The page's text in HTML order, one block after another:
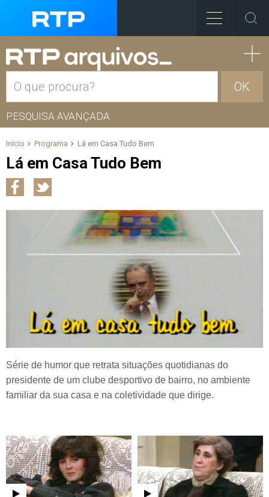
OK
PESQUISA AVANÇADA
Início Programa Lá em Casa Tudo Bem
Lá em Casa Tudo Bem
Série de humor que retrata situações quotidianas do
presidente de um clube desportivo de bairro, no ambiente
familiar da sua casa e na coletividade que dirige.